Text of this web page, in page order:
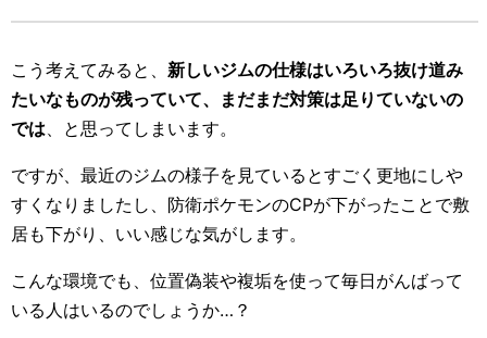
こう考えてみると、 新しいジムの仕様はいろいろ抜け道み
たいなものが残っていて、まだまだ対策は足りていないの
では、と思ってしまいます。
ですが、最近のジムの様子を見ているとすごく更地にしや
すくなりましたし、防衛ポケモンのCPが下がったことで敷
居も下がり、いい感じな気がします。
こんな環境でも、位置偽装や複垢を使って毎日がんばって
いる人はいるのでしょうか…？